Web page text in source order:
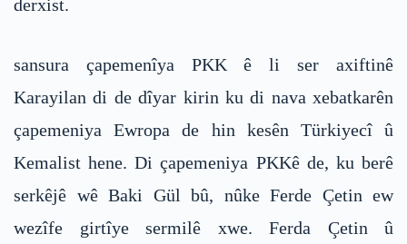
derxist.
sansura çapemenîya PKK ê li ser axiftinê
Karayilan di de dîyar kirin ku di nava xebatkarên
çapemeniya Ewropa de hin kesên Türkiyecî û
Kemalist hene. Di çapemeniya PKKê de, ku berê
serkêjê wê Baki Gül bû, nûke Ferde Çetin ew
wezîfe girtîye sermilê xwe. Ferda Çetin û